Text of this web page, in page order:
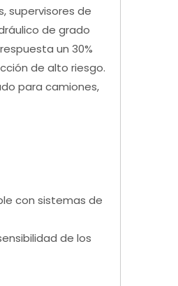
supervisores de
de grado
un 30%
de alto riesgo.
para camiones,
con sistemas de
de los